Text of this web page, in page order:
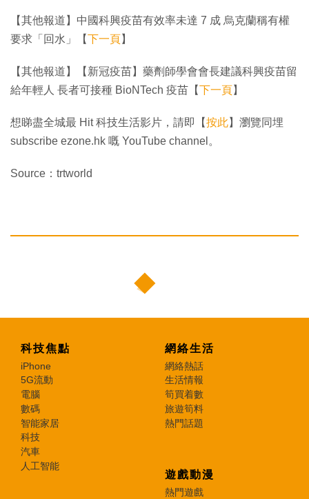
【其他報道】中國科興疫苗有效率未達 7 成 烏克蘭稱有權
要求「回水」【下一頁】
【其他報道】【新冠疫苗】藥劑師學會會長建議科興疫苗留
給年輕人 長者可接種 BioNTech 疫苗【下一頁】
想睇盡全城最 Hit 科技生活影片，請即【按此】瀏覽同埋
subscribe ezone.hk 嘅 YouTube channel。
Source：trtworld
科技焦點
iPhone
5G流動
電腦
數碼
智能家居
科技
汽車
人工智能
網絡生活
網絡熱話
生活情報
筍買着數
旅遊筍料
熱門話題
遊戲動漫
熱門遊戲